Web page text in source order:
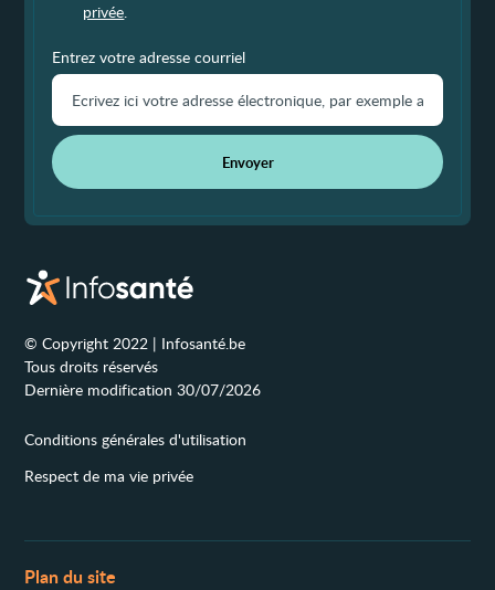
privée.
Entrez votre adresse courriel
Envoyer
© Copyright 2022 | Infosanté.be
Tous droits réservés
Dernière modification 30/07/2026
Conditions générales d'utilisation
Respect de ma vie privée
Plan du site